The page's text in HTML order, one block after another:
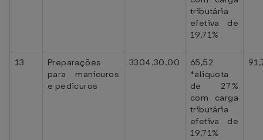
tributária
efetiva de
19,71%
13
Preparações
para manicuros
e pedicuros
3304.30.00
65,52
*alíquota
de 27%
com carga
tributária
efetiva de
19,71%